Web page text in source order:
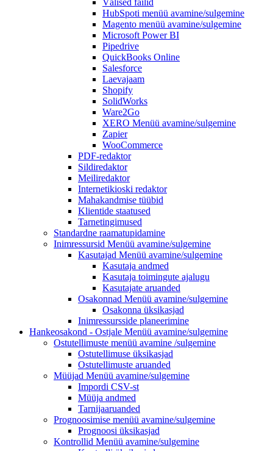
HubSpoti menüü avamine/sulgemine
Magento menüü avamine/sulgemine
Microsoft Power BI
Pipedrive
QuickBooks Online
Salesforce
Laevajaam
Shopify
SolidWorks
Ware2Go
XERO Menüü avamine/sulgemine
Zapier
WooCommerce
PDF-redaktor
Sildiredaktor
Meiliredaktor
Internetikioski redaktor
Mahakandmise tüübid
Klientide staatused
Tarnetingimused
Standardne raamatupidamine
Inimressursid Menüü avamine/sulgemine
Kasutajad Menüü avamine/sulgemine
Kasutaja andmed
Kasutaja toimingute ajalugu
Kasutajate aruanded
Osakonnad Menüü avamine/sulgemine
Osakonna üksikasjad
Inimressursside planeerimine
Hankeosakond - Ostjale Menüü avamine/sulgemine
Ostutellimuste menüü avamine /sulgemine
Ostutellimuse üksikasjad
Ostutellimuste aruanded
Müüjad Menüü avamine/sulgemine
Impordi CSV-st
Müüja andmed
Tarnijaaruanded
Prognoosimise menüü avamine/sulgemine
Prognoosi üksikasjad
Kontrollid Menüü avamine/sulgemine